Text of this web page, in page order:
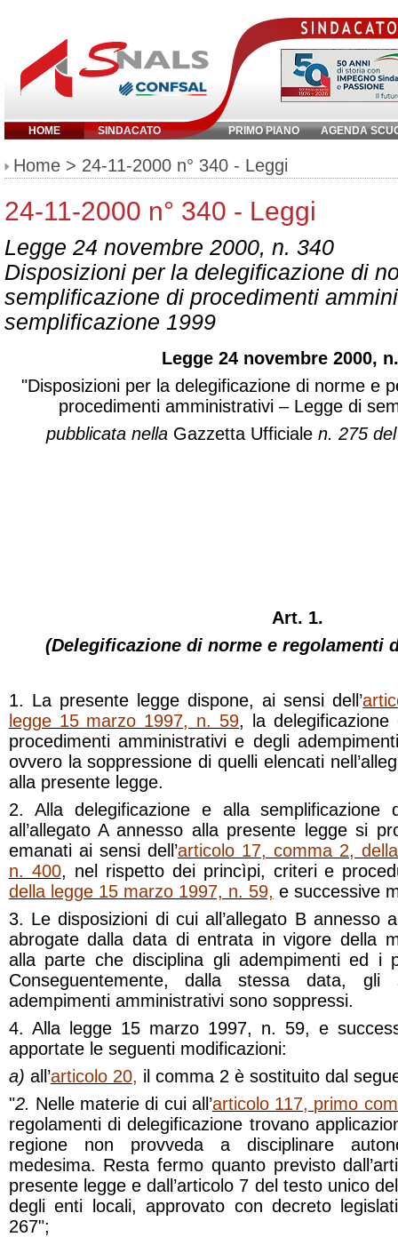
HOME SINDACATO PRIMO PIANO AGENDA
Inserisci parola chiave:
Home > 24-11-2000 n° 340 - Leggi
24-11-2000 n° 340 - Leggi
Legge 24 novembre 2000, n. 340
Disposizioni per la delegificazione di
semplificazione di procedimenti
semplificazione 1999
Legge 24 novembre 2000,
"Disposizioni per la delegificazione di norme e
procedimenti amministrativi – Legge di
pubblicata nella Gazzetta Ufficialen. 275 del
Art. 1.
(Delegificazione di norme e regolamenti
1. La presente legge dispone, ai sensi dell’
legge 15 marzo 1997, n. 59, la
procedimenti amministrativi e degli
ovvero la soppressione di quelli elencati
alla presente legge.
2. Alla delegificazione e alla semplificazione
all’allegato A annesso alla presente legge si
emanati ai sensi dell’articolo 17, comma 2,
n. 400, nel rispetto dei princìpi, criteri e
della legge 15 marzo 1997, n. 59, e successive
3. Le disposizioni di cui all’allegato B annesso
abrogate dalla data di entrata in vigore della
alla parte che disciplina gli adempimenti ed i
Conseguentemente, dalla stessa data, gli
adempimenti amministrativi sono soppressi.
4. Alla legge 15 marzo 1997, n. 59, e
apportate le seguenti modificazioni:
a) all’articolo 20, il comma 2 è sostituito dal
"2. Nelle materie di cui all’articolo 117, primo
regolamenti di delegificazione trovano
regione non provveda a disciplinare
medesima. Resta fermo quanto previsto
presente legge e dall’articolo 7 del testo unico
degli enti locali, approvato con decreto
267";